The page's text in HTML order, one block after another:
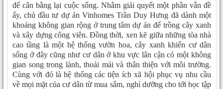
để cân bằng lại cuộc sống. Nhằm giải quyết một phần vẫn đề
ấy, chủ đầu tư dự án Vinhomes Trần Duy Hưng đã dành một
khoảng không gian rộng ở trung tâm dự án để trồng cây xanh
và xây dựng công viên. Đồng thời, xen kẽ giữa những tòa nhà
cao tầng là một hệ thống vườn hoa, cây xanh khiến cư dân
sống ở đây cũng như cư dân ở khu vực lân cận có một không
gian song trong lành, thoải mái và thân thiện với môi trường.
Cùng với đó là hệ thống các tiện ích xã hội phục vụ nhu cầu
về mọi mặt của cư dân từ mua sắm, nghỉ dưỡng cho tới học tập